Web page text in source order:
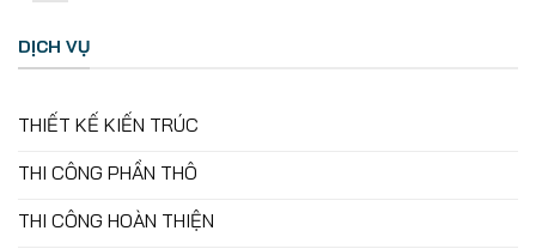
DỊCH VỤ
THIẾT KẾ KIẾN TRÚC
THI CÔNG PHẦN THÔ
THI CÔNG HOÀN THIỆN